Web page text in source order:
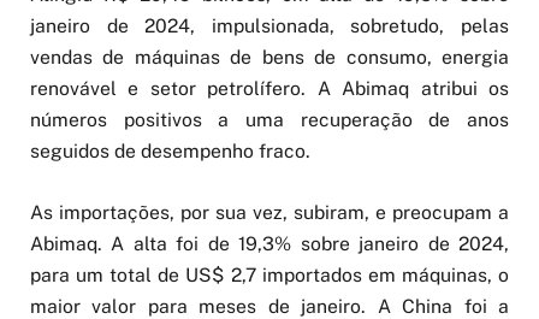
janeiro de 2024, impulsionada, sobretudo, pelas
vendas de máquinas de bens de consumo, energia
renovável e setor petrolífero. A Abimaq atribui os
números positivos a uma recuperação de anos
seguidos de desempenho fraco.
As importações, por sua vez, subiram, e preocupam a
Abimaq. A alta foi de 19,3% sobre janeiro de 2024,
para um total de US$ 2,7 importados em máquinas, o
maior valor para meses de janeiro. A China foi a